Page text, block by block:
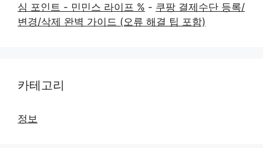
심 포인트 - 민민스 라이프 % - 쿠팡 결제수단 등록/
변경/삭제 완벽 가이드 (오류 해결 팁 포함)
카테고리
정보